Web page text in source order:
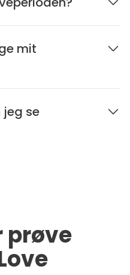
mit
jeg se
prøve